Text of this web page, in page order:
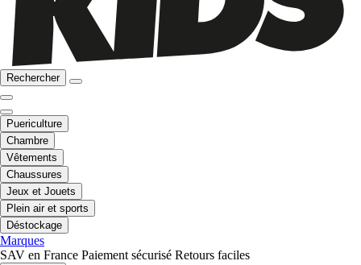
Rechercher
Puericulture
Chambre
Vêtements
Chaussures
Jeux et Jouets
Plein air et sports
Déstockage
Marques
SAV en France Paiement sécurisé Retours faciles